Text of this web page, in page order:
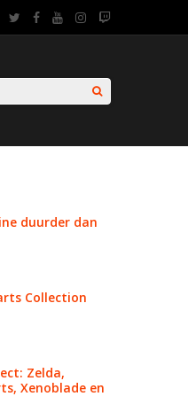
duurder dan
Collection
Zelda,
Xenoblade en